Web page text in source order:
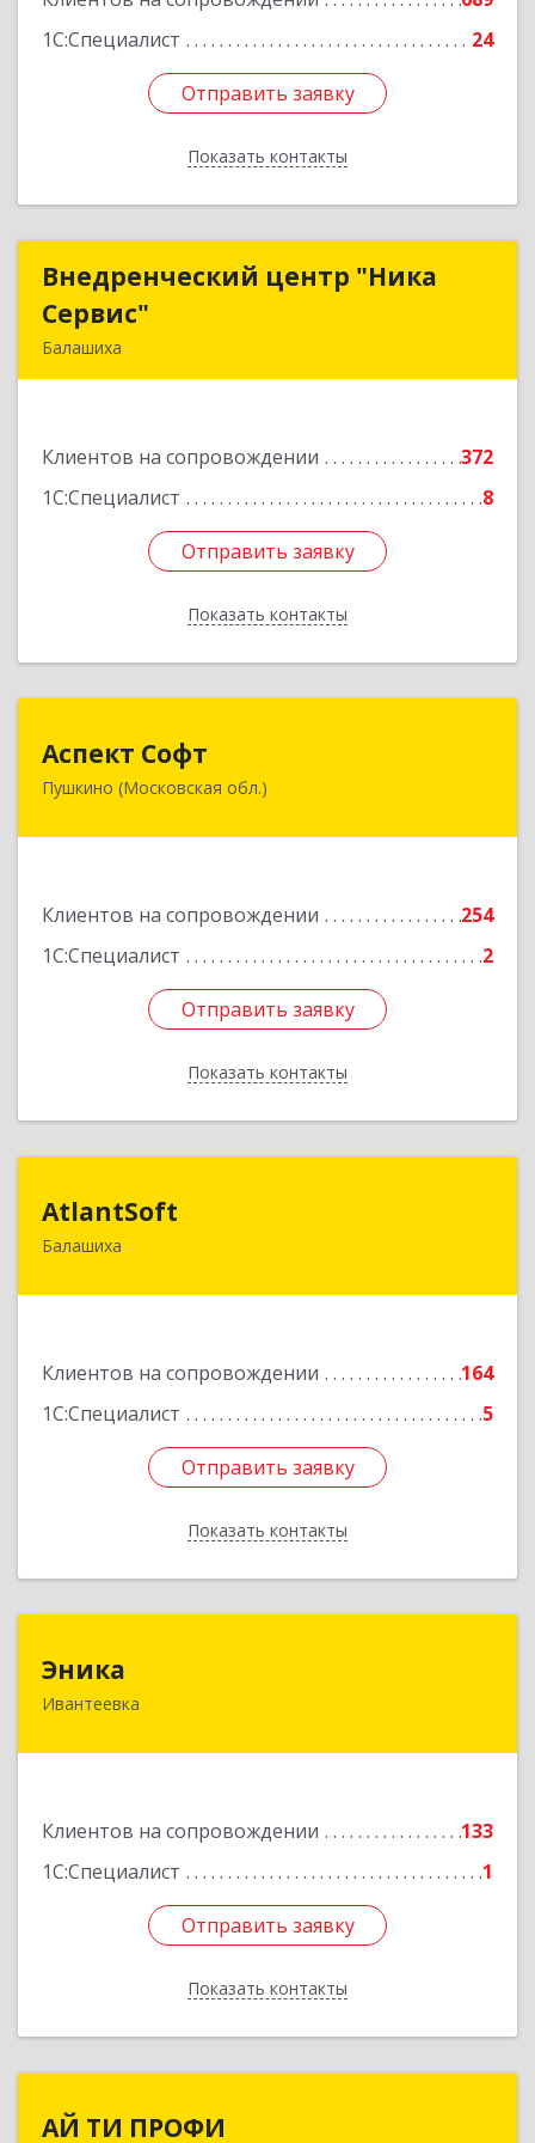
1С:Специалист
24
Отправить заявку
Показать контакты
Отправить заявку
Назад
Внедренческий центр "Ника
Сервис"
Балашиха
Клиентов на сопровождении
372
1С:Специалист
8
Отправить заявку
Показать контакты
Внедренческий центр "Ника
Подробнее
Отправить заявку
Назад
Аспект Софт
Пушкино (Московская обл.)
Клиентов на сопровождении
254
1С:Специалист
2
Отправить заявку
Показать контакты
141205, Московская обл, Пушкинский р-н,
Отправить заявку
Назад
AtlantSoft
Балашиха
Клиентов на сопровождении
164
1С:Специалист
5
Отправить заявку
Показать контакты
143900, Московская обл, Балашиха г, Звездная
Отправить заявку
Назад
Эника
Ивантеевка
Клиентов на сопровождении
133
1С:Специалист
1
Отправить заявку
Показать контакты
141280, Московская обл, г.о. Пушкинский,
Отправить заявку
Назад
АЙ ТИ ПРОФИ